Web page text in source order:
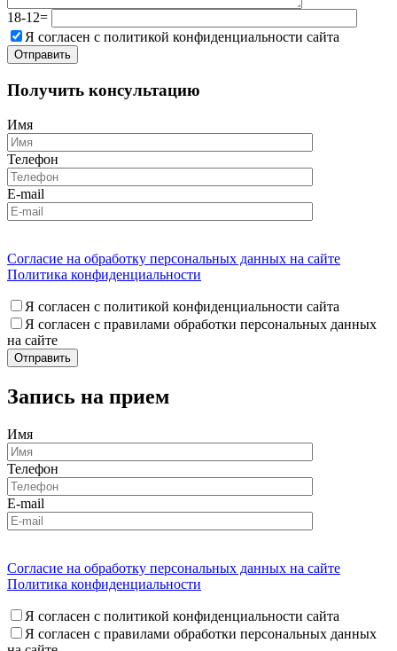
18-12=
Я согласен с политикой конфиденциальности сайта
Получить консультацию
Имя
Телефон
E-mail
Согласие на обработку персональных данных на сайте
Политика конфиденциальности
Я согласен с политикой конфиденциальности сайта
Я согласен с правилами обработки персональных данных
на сайте
Запись на прием
Имя
Телефон
E-mail
Согласие на обработку персональных данных на сайте
Политика конфиденциальности
Я согласен с политикой конфиденциальности сайта
Я согласен с правилами обработки персональных данных